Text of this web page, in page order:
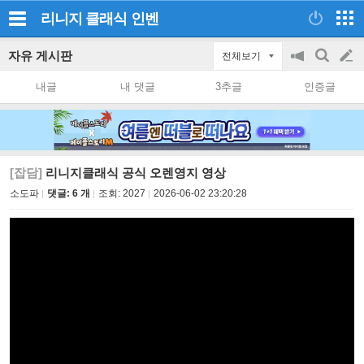
리니지 클래식 인벤
자유 게시판 전체보기
공
on/off
검
색
글
쓰
내글 내 댓글 3추글 인증글
[잡담] 리니지클래식 공식 오렌영지 영상
소도파 댓글: 6 개 조회: 2027 2026-06-02 23:20:28